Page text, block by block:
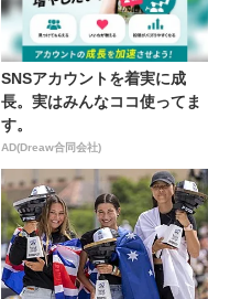
SNSアカウントを着実に成
長。実はみんなココ使ってま
す。
AD(Dreaw合同会社)